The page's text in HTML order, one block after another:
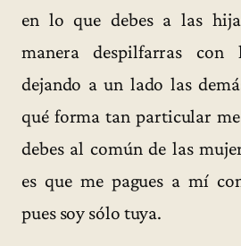
en lo que debes a las
manera despilfarras con
dejando a un lado las
qué forma tan particular
debes al común de las
es que me pagues a mí
pues soy sólo tuya.